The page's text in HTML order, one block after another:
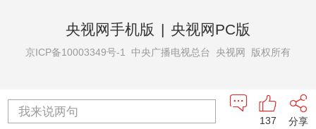
央视网手机版 | 央视网PC版
京ICP备10003349号-1 中央广播电视总台 央视网 版权所有
我来说两句
分享
137